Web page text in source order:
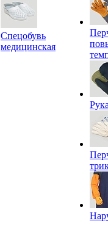
Спецобувь
медицинская